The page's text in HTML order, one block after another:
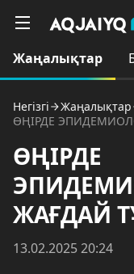
Жаңалықтар
Негізгі
Жаңалықтар
ӨҢІРДЕ
ӨҢІРДЕ
ЖАҒДАЙ
13.02.2025 20:24